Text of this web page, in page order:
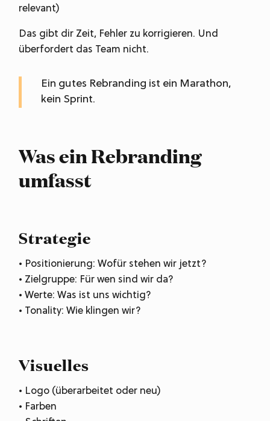
relevant)
Das gibt dir Zeit, Fehler zu korrigieren. Und
überfordert das Team nicht.
Ein gutes Rebranding ist ein Marathon,
kein Sprint.
Was ein Rebranding
umfasst
Strategie
• Positionierung: Wofür stehen wir jetzt?
• Zielgruppe: Für wen sind wir da?
• Werte: Was ist uns wichtig?
• Tonality: Wie klingen wir?
Visuelles
• Logo (überarbeitet oder neu)
• Farben